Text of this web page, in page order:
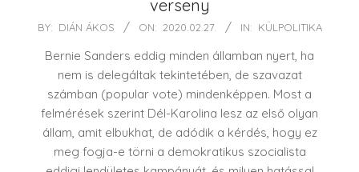
verseny
2020-
27
BY: DIÁN ÁKOS ON: 2020.02.27. IN: KÜLPOLITIKA
Bernie Sanders eddig minden államban nyert, ha
nem is delegáltak tekintetében, de szavazat
számban (popular vote) mindenképpen. Most a
felmérések szerint Dél-Karolina lesz az első olyan
állam, amit elbukhat, de adódik a kérdés, hogy ez
meg fogja-e törni a demokratikus szocialista